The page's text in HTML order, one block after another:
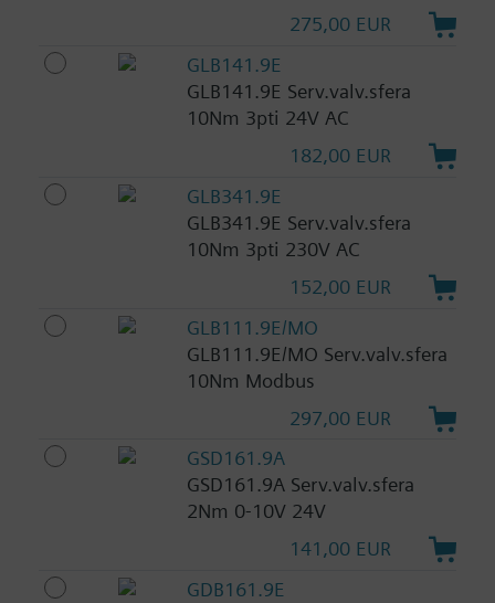
275,00 EUR
GLB141.9E
GLB141.9E Serv.valv.sfera
10Nm 3pti 24V AC
182,00 EUR
GLB341.9E
GLB341.9E Serv.valv.sfera
10Nm 3pti 230V AC
152,00 EUR
GLB111.9E/MO
GLB111.9E/MO Serv.valv.sfera
10Nm Modbus
297,00 EUR
GSD161.9A
GSD161.9A Serv.valv.sfera
2Nm 0-10V 24V
141,00 EUR
GDB161.9E